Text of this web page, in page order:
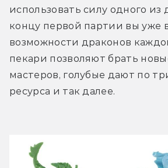
использовать силу одного из
концу первой партии вы уже
возможности драконов
пекари позволяют брать
мастеров, голубые дают по
ресурса и так далее.